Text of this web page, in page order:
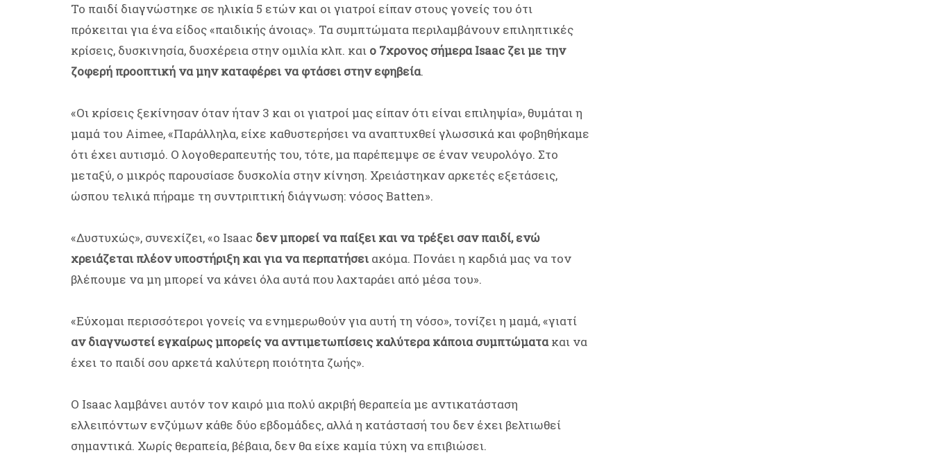
Το παιδί διαγνώστηκε σε ηλικία 5 ετών και οι γιατροί είπαν στους γονείς του ότι
πρόκειται για ένα είδος «παιδικής άνοιας». Τα συμπτώματα περιλαμβάνουν επιληπτικές
κρίσεις, δυσκινησία, δυσχέρεια στην ομιλία κλπ. και ο 7χρονος σήμερα Isaac ζει με την
ζοφερή προοπτική να μην καταφέρει να φτάσει στην εφηβεία.
«Οι κρίσεις ξεκίνησαν όταν ήταν 3 και οι γιατροί μας είπαν ότι είναι επιληψία», θυμάται η
μαμά του Aimee, «Παράλληλα, είχε καθυστερήσει να αναπτυχθεί γλωσσικά και φοβηθήκαμε
ότι έχει αυτισμό. Ο λογοθεραπευτής του, τότε, μα παρέπεμψε σε έναν νευρολόγο. Στο
μεταξύ, ο μικρός παρουσίασε δυσκολία στην κίνηση. Χρειάστηκαν αρκετές εξετάσεις,
ώσπου τελικά πήραμε τη συντριπτική διάγνωση: νόσος Batten».
«Δυστυχώς», συνεχίζει, «ο Isaac δεν μπορεί να παίξει και να τρέξει σαν παιδί, ενώ
χρειάζεται πλέον υποστήριξη και για να περπατήσει ακόμα. Πονάει η καρδιά μας να τον
βλέπουμε να μη μπορεί να κάνει όλα αυτά που λαχταράει από μέσα του».
«Εύχομαι περισσότεροι γονείς να ενημερωθούν για αυτή τη νόσο», τονίζει η μαμά, «γιατί
αν διαγνωστεί εγκαίρως μπορείς να αντιμετωπίσεις καλύτερα κάποια συμπτώματακαι να
έχει το παιδί σου αρκετά καλύτερη ποιότητα ζωής».
Ο Isaac λαμβάνει αυτόν τον καιρό μια πολύ ακριβή θεραπεία με αντικατάσταση
ελλειπόντων ενζύμων κάθε δύο εβδομάδες, αλλά η κατάστασή του δεν έχει βελτιωθεί
σημαντικά. Χωρίς θεραπεία, βέβαια, δεν θα είχε καμία τύχη να επιβιώσει.